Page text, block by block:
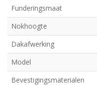
Funderingsmaat
Nokhoogte
Dakafwerking
Model
Bevestigingsmaterialen